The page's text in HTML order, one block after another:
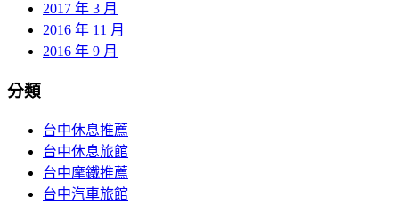
2017 年 3 月
2016 年 11 月
2016 年 9 月
分類
台中休息推薦
台中休息旅館
台中摩鐵推薦
台中汽車旅館